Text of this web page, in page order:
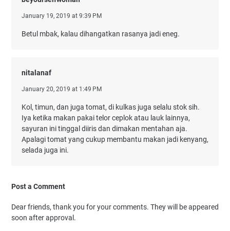
January 19, 2019 at 9:39 PM
Betul mbak, kalau dihangatkan rasanya jadi eneg.
nitalanaf
January 20, 2019 at 1:49 PM
Kol, timun, dan juga tomat, di kulkas juga selalu stok sih.
Iya ketika makan pakai telor ceplok atau lauk lainnya,
sayuran ini tinggal diiris dan dimakan mentahan aja.
Apalagi tomat yang cukup membantu makan jadi kenyang,
selada juga ini.
Post a Comment
Dear friends, thank you for your comments. They will be appeared
soon after approval.